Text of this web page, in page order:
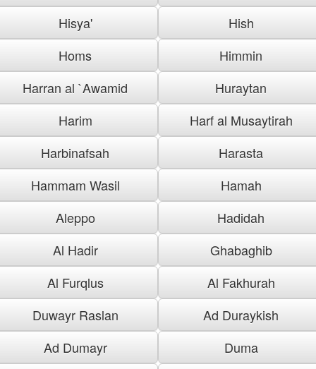
Hisya'
Hish
Homs
Himmin
Harran al `Awamid
Huraytan
Harim
Harf al Musaytirah
Harbinafsah
Harasta
Hammam Wasil
Hamah
Aleppo
Hadidah
Al Hadir
Ghabaghib
Al Furqlus
Al Fakhurah
Duwayr Raslan
Ad Duraykish
Ad Dumayr
Duma